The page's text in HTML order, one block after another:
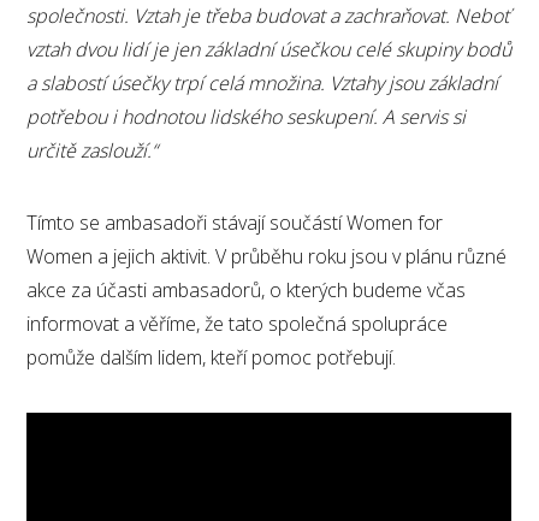
společnosti. Vztah je třeba budovat a zachraňovat. Neboť
vztah dvou lidí je jen základní úsečkou celé skupiny bodů
a slabostí úsečky trpí celá množina. Vztahy jsou základní
potřebou i hodnotou lidského seskupení. A servis si
určitě zaslouží.“
Tímto se ambasadoři stávají součástí Women for
Women a jejich aktivit. V průběhu roku jsou v plánu různé
akce za účasti ambasadorů, o kterých budeme včas
informovat a věříme, že tato společná spolupráce
pomůže dalším lidem, kteří pomoc potřebují.